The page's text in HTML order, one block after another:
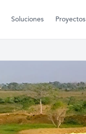
Soluciones Proyectos